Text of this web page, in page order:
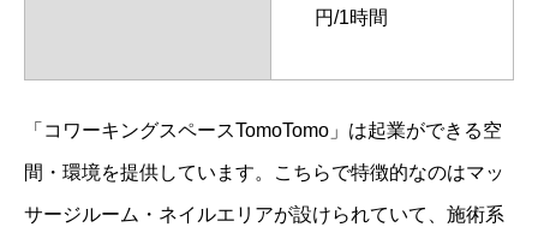
円/1時間
「コワーキングスペースTomoTomo」は起業ができる空
間・環境を提供しています。こちらで特徴的なのはマッ
サージルーム・ネイルエリアが設けられていて、施術系